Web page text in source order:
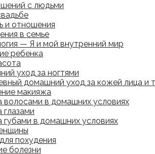
с людьми
и отношения
в семье
— Я и мой внутренний мир
ребенка
уход за ногтями
домашний уход за кожей лица и
макияжа
волосами в домашних условиях
глазами
губами в домашних условиях
похудения
болезни